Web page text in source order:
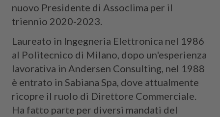
nuovo Presidente di Assoclima per il
triennio 2020-2023.
Laureato in Ingegneria Elettronica nel 1986
al Politecnico di Milano, dopo un'esperienza
lavorativa in Andersen Consulting, nel 1988
è entrato in Sabiana Spa, dove attualmente
ricopre il ruolo di Direttore Commerciale.
Ha fatto parte per diversi mandati del